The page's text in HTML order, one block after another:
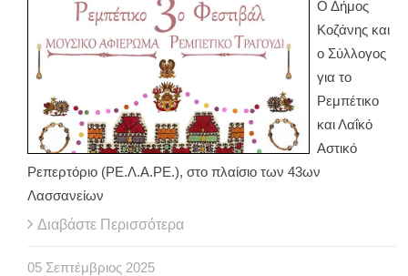
Ο Δήμος
Κοζάνης και
ο Σύλλογος
για το
Ρεμπέτικο
και Λαΐκό
Αστικό
Ρεπερτόριο (ΡΕ.Λ.Α.ΡΕ.), στο πλαίσιο των 43ων
Λασσανείων
Διαβάστε Περισσότερα
05 Σεπτέμβριος 2025